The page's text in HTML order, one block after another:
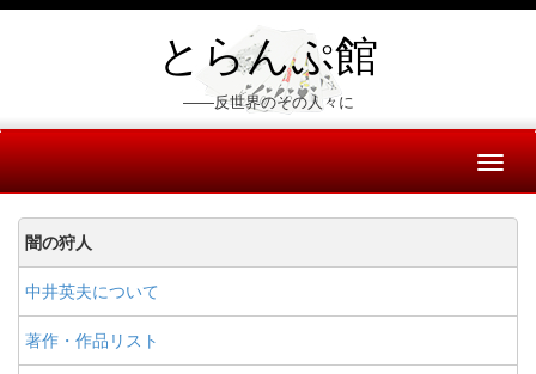
とらんぷ館
――反世界のその人々に
闇の狩人
中井英夫について
著作・作品リスト